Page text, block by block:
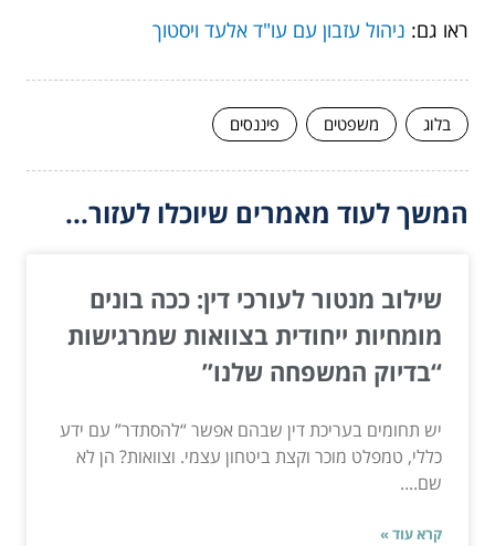
ראו גם: ניהול עזבון עם עו"ד אלעד ויסטוך
בלוג משפטים פיננסים
המשך לעוד מאמרים שיוכלו לעזור...
שילוב מנטור לעורכי דין: ככה בונים
מומחיות ייחודית בצוואות שמרגישות
“בדיוק המשפחה שלנו”
יש תחומים בעריכת דין שבהם אפשר “להסתדר” עם ידע
כללי, טמפלט מוכר וקצת ביטחון עצמי. וצוואות? הן לא
שם....
קרא עוד »